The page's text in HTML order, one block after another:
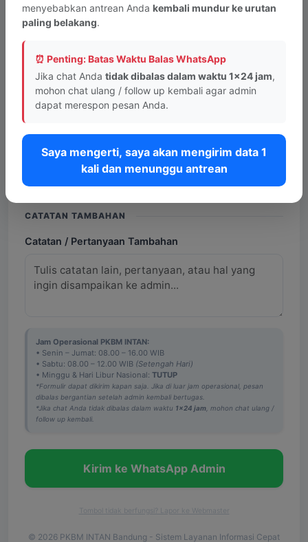
Apakah Warga Belajar Tinggal/Bekerja di Luar
Negeri?
TUJUAN PROGRAM
Program*
CATATAN TAMBAHAN
Catatan / Pertanyaan Tambahan
Jam Operasional PKBM INTAN:
• Senin – Jumat: 08.00 – 16.00 WIB
• Sabtu: 08.00 – 12.00 WIB (Setengah Hari)
• Minggu & Hari Libur Nasional: TUTUP
*Formulir dapat dikirim kapan saja. Jika di luar jam operasional, pesan
dibalas bergantian setelah admin kembali bertugas.
*Jika chat Anda tidak dibalas dalam waktu 1x24 jam , mohon chat ulang /
follow up kembali.
Kirim ke WhatsApp Admin
Tombol tidak berfungsi? Lapor ke Webmaster
© 2026 PKBM INTAN Bandung - Sistem Layanan Informasi Cepat
menyebabkan antrean Anda kembali mundur ke urutan
paling belakang.
⏰ Penting: Batas Waktu Balas WhatsApp
Jika chat Anda tidak dibalas dalam waktu 1x24 jam,
mohon chat ulang / follow up kembali agar admin
dapat merespon pesan Anda.
Saya mengerti, saya akan mengirim data 1
kali dan menunggu antrean